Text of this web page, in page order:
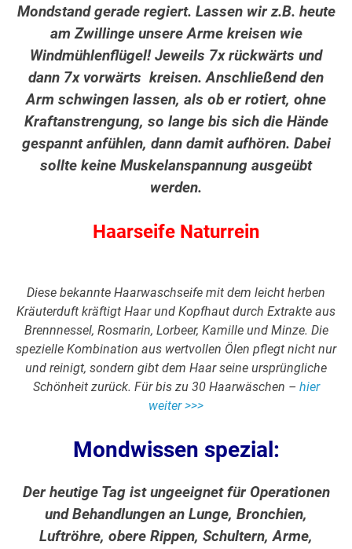
Mondstand gerade regiert. Lassen wir z.B. heute
am Zwillinge unsere Arme kreisen wie
Windmühlenflügel! Jeweils 7x rückwärts und
dann 7x vorwärts kreisen. Anschließend den
Arm schwingen lassen, als ob er rotiert, ohne
Kraftanstrengung, so lange bis sich die Hände
gespannt anfühlen, dann damit aufhören. Dabei
sollte keine Muskelanspannung ausgeübt
werden.
Haarseife Naturrein
Diese bekannte Haarwaschseife mit dem leicht herben
Kräuterduft kräftigt Haar und Kopfhaut durch Extrakte aus
Brennnessel, Rosmarin, Lorbeer, Kamille und Minze. Die
spezielle Kombination aus wertvollen Ölen pflegt nicht nur
und reinigt, sondern gibt dem Haar seine ursprüngliche
Schönheit zurück. Für bis zu 30 Haarwäschen – hier
weiter >>>
Mondwissen spezial:
Der heutige Tag ist ungeeignet für Operationen
und Behandlungen an Lunge, Bronchien,
Luftröhre, obere Rippen, Schultern, Arme,